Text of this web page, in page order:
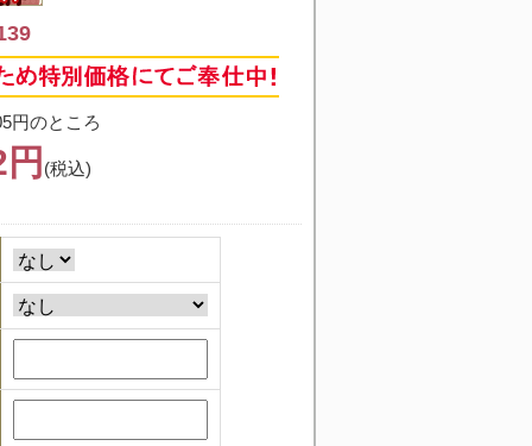
円のところ
(税込)